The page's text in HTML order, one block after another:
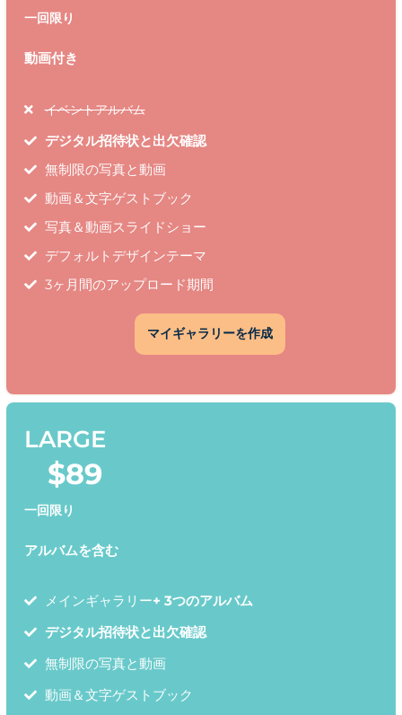
一回限り
動画付き
イベントアルバム
デジタル招待状と出欠確認
無制限の写真と動画
動画＆文字ゲストブック
写真＆動画スライドショー
デフォルトデザインテーマ
3ヶ月間のアップロード期間
マイギャラリーを作成
LARGE
$89
一回限り
アルバムを含む
メインギャラリー+ 3つのアルバム
デジタル招待状と出欠確認
無制限の写真と動画
動画＆文字ゲストブック